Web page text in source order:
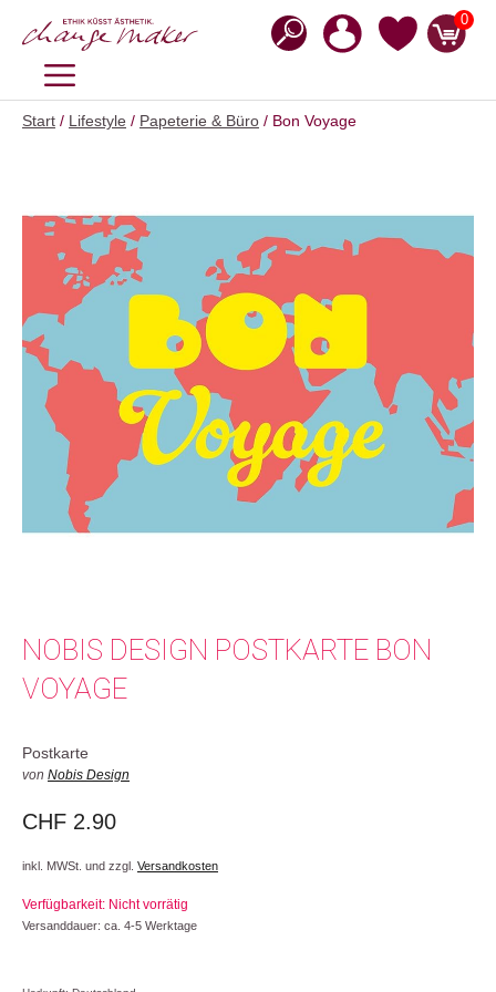
Inhalt
0
MENÜ
Start / Lifestyle / Papeterie & Büro / Bon Voyage
NOBIS DESIGN POSTKARTE BON
VOYAGE
Postkarte
von Nobis Design
CHF 2.90
inkl. MWSt. und zzgl. Versandkosten
Verfügbarkeit: Nicht vorrätig
Versanddauer: ca. 4-5 Werktage